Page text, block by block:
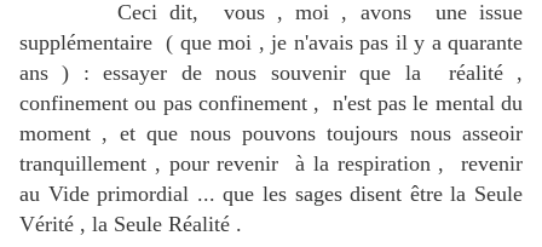
Ceci dit, vous , moi , avons une issue
supplémentaire ( que moi , je n'avais pas il y a quarante
ans ) : essayer de nous souvenir que la réalité ,
confinement ou pas confinement , n'est pas le mental du
moment , et que nous pouvons toujours nous asseoir
tranquillement , pour revenir à la respiration , revenir
au Vide primordial ... que les sages disent être la Seule
Vérité , la Seule Réalité .